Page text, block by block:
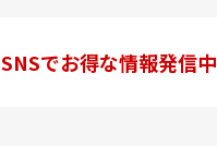
SNSでお得な情報発信中